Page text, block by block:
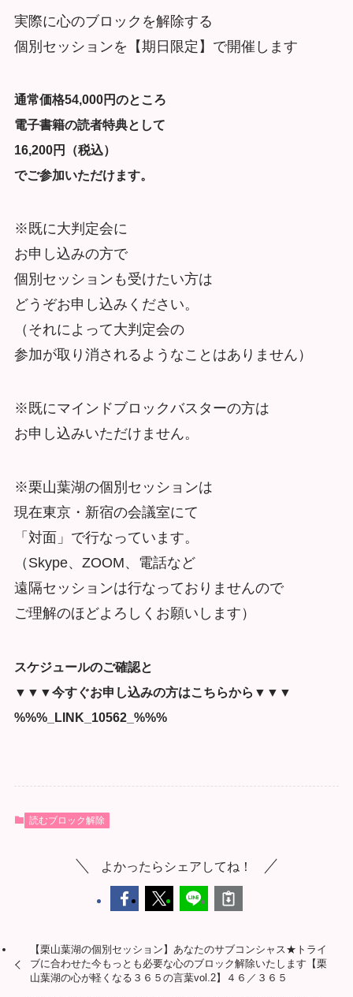
実際に心のブロックを解除する
個別セッションを【期日限定】で開催します
通常価格54,000円のところ
電子書籍の読者特典として
16,200円（税込）
でご参加いただけます。
※既に大判定会に
お申し込みの方で
個別セッションも受けたい方は
どうぞお申し込みください。
（それによって大判定会の
参加が取り消されるようなことはありません）
※既にマインドブロックバスターの方は
お申し込みいただけません。
※栗山葉湖の個別セッションは
現在東京・新宿の会議室にて
「対面」で行なっています。
（Skype、ZOOM、電話など
遠隔セッションは行なっておりませんので
ご理解のほどよろしくお願いします）
スケジュールのご確認と
▼▼▼今すぐお申し込みの方はこちらから▼▼▼
%%%_LINK_10562_%%%
読むブロック解除
よかったらシェアしてね！
【栗山葉湖の個別セッション】あなたのサブコンシャス★トライ
ブに合わせた今もっとも必要な心のブロック解除いたします【栗
山葉湖の心が軽くなる３６５の言葉vol.2】４６／３６５